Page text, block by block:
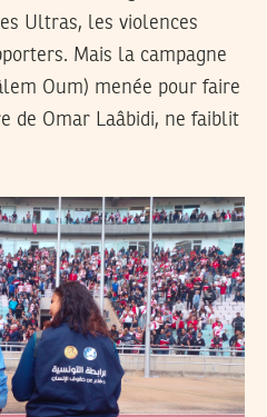
Ultras, les violences
Mais la campagne
Oum) menée pour faire
de Omar Laâbidi, ne faiblit